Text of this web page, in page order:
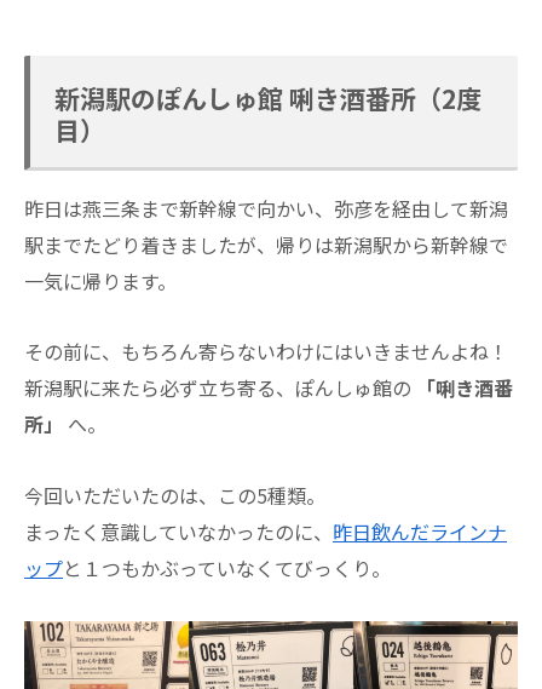
新潟駅のぽんしゅ館 唎き酒番所（2度
目）
昨日は燕三条まで新幹線で向かい、弥彦を経由して新潟
駅までたどり着きましたが、帰りは新潟駅から新幹線で
一気に帰ります。
その前に、もちろん寄らないわけにはいきませんよね！
新潟駅に来たら必ず立ち寄る、ぽんしゅ館の
「唎き酒番
所」
へ。
今回いただいたのは、この5種類。
まったく意識していなかったのに、 昨日飲んだラインナ
ップと１つもかぶっていなくてびっくり。